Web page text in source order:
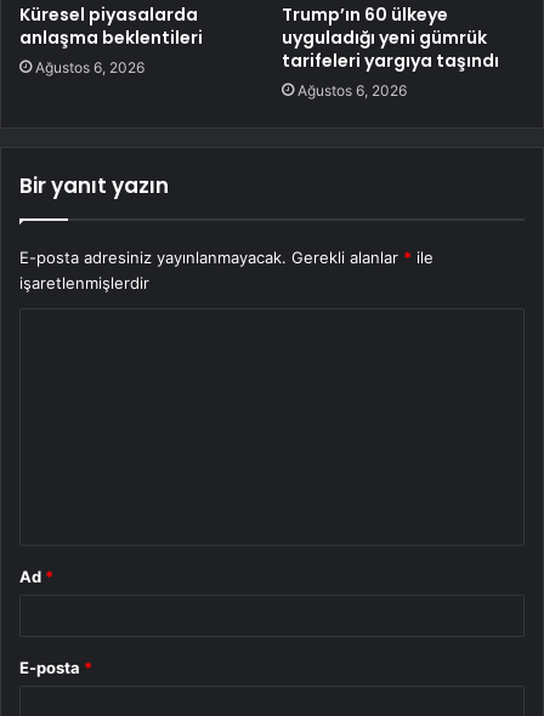
Küresel piyasalarda
anlaşma beklentileri
Ağustos 6, 2026
Trump’ın 60 ülkeye
uyguladığı yeni gümrük
tarifeleri yargıya taşındı
Ağustos 6, 2026
Bir yanıt yazın
E-posta adresiniz yayınlanmayacak. Gerekli alanlar * ile
işaretlenmişlerdir
Ad *
E-posta *